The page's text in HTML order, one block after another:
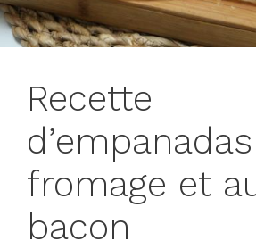
Recette
fromage et
bacon